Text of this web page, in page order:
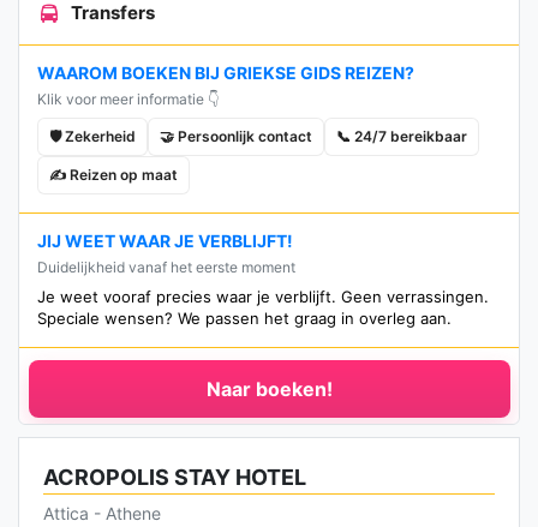
Transfers
WAAROM BOEKEN BIJ GRIEKSE GIDS REIZEN?
Klik voor meer informatie 👇
🛡️ Zekerheid 🤝 Persoonlijk contact 📞 24/7 bereikbaar
✍️ Reizen op maat
JIJ WEET WAAR JE VERBLIJFT!
Duidelijkheid vanaf het eerste moment
Je weet vooraf precies waar je verblijft. Geen verrassingen.
Speciale wensen? We passen het graag in overleg aan.
Naar boeken!
ACROPOLIS STAY HOTEL
Attica - Athene